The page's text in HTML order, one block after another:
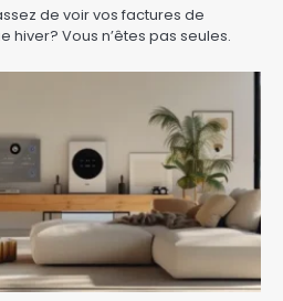
de voir vos factures de
Vous n’êtes pas seules.